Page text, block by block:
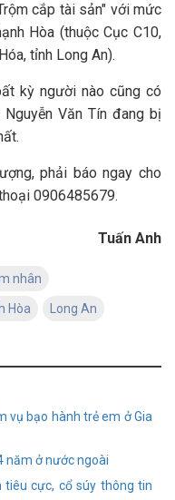
cắp tài sản" với mức
Hòa (thuộc Cục C10,
tỉnh Long An).
kỳ người nào cũng có
Văn Tín đang bị
phải báo ngay cho
0906485679.
Tuấn Anh
nhân
Hòa Long An
vụ bạo hành trẻ em ở Gia
năm ở nước ngoài
cực, cổ súy thông tin